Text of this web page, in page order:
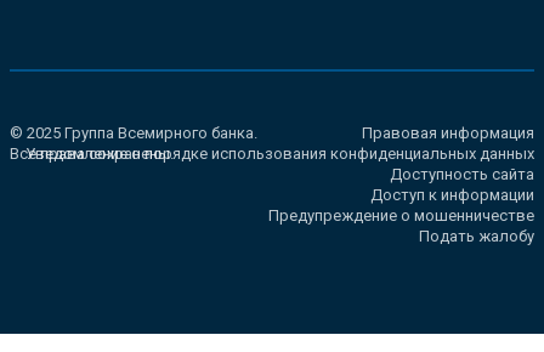
© 2025 Группа Всемирного банка.
Все права сохранены.
Правовая информация
Уведомление о порядке использования конфиденциальных данных
Доступность сайта
Доступ к информации
Предупреждение о мошенничестве
Подать жалобу